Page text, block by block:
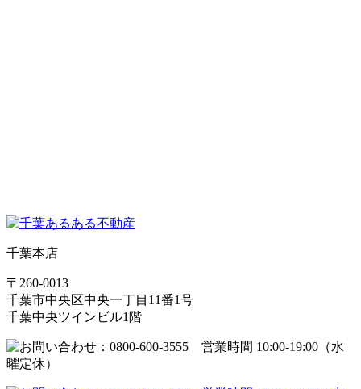
千葉本店
〒260-0013
千葉市中央区中央一丁目11番1号
千葉中央ツインビル1階